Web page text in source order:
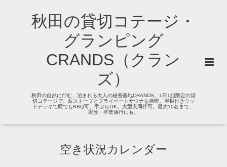
秋田の貸切コテージ・
グランピング
CRANDS（クラン
ズ）
秋田の自然に佇む、泊まれる大人の秘密基地CRANDS。1日1組限定の貸
切コテージで、薪ストーブとプライベートサウナを満喫。屋根付きウッ
ドデッキで雨でもBBQ可。手ぶらOK、大型犬同伴可。最大10名まで、
家族・卒業旅行にも。
空き状況カレンダー